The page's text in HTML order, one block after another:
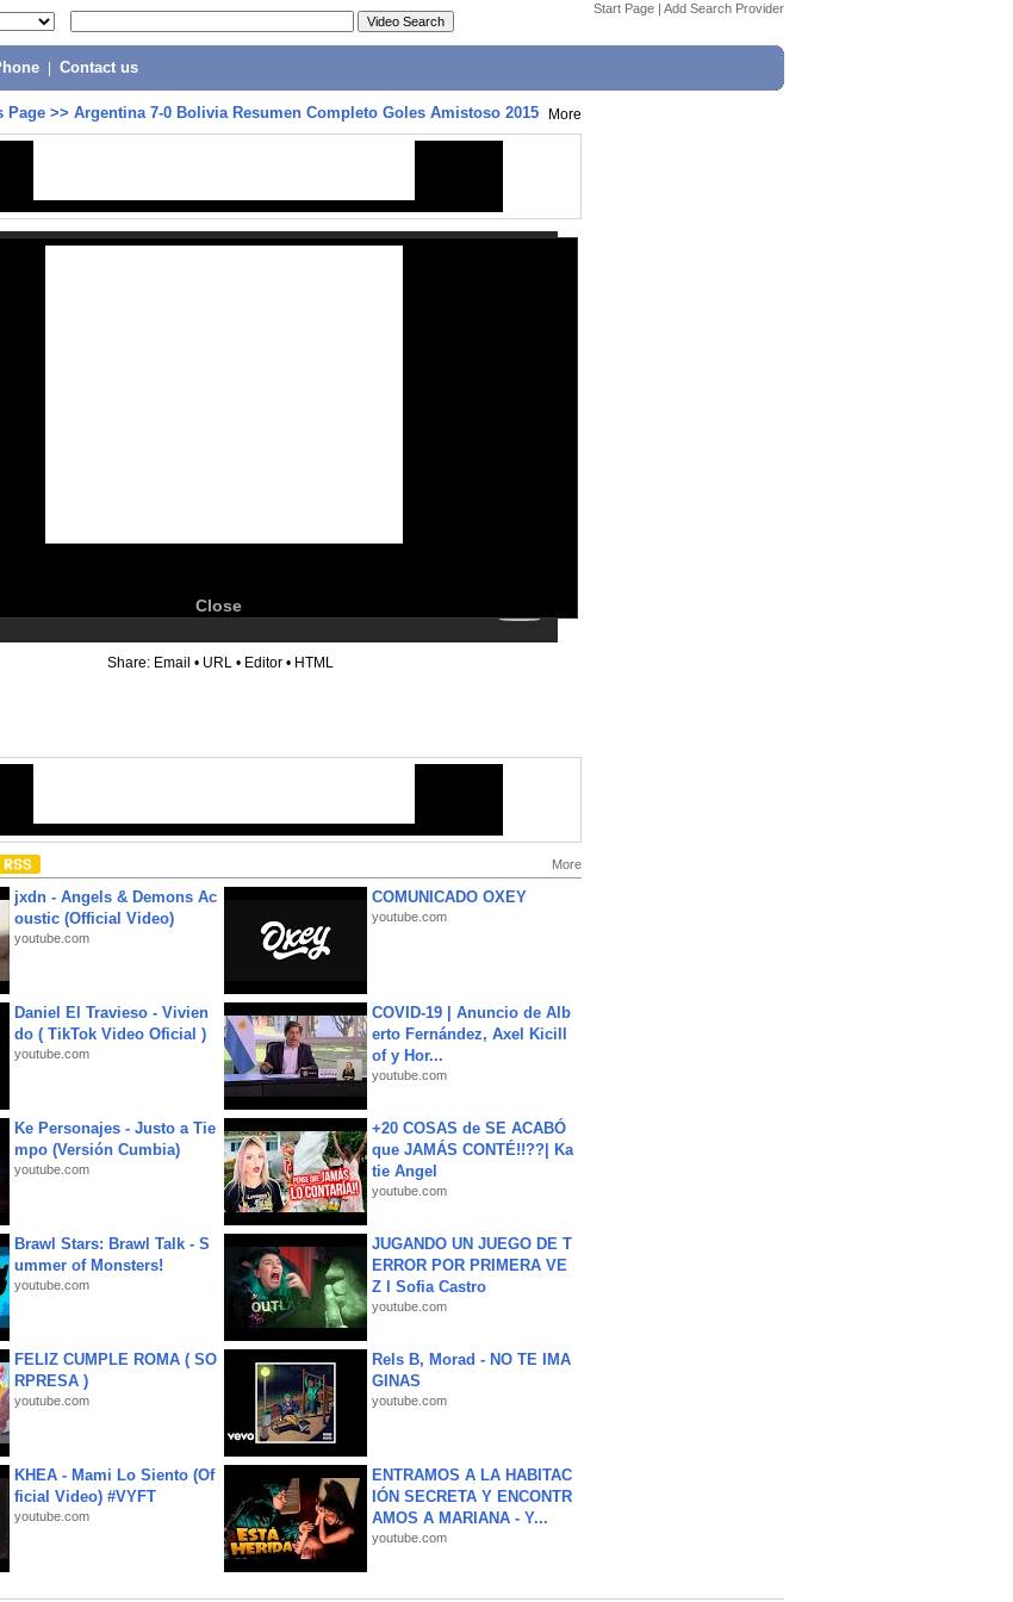
Start Page | Add Search Provider
Contact us
Page >> Argentina 7-0 Bolivia Resumen Completo Goles Amistoso 2015 More
Close
Share: Email • URL • Editor • HTML
More
jxdn - Angels & Demons Ac
oustic (Official Video)
youtube.com
COMUNICADO OXEY
youtube.com
Daniel El Travieso - Vivien
do ( TikTok Video Oficial )
youtube.com
COVID-19 | Anuncio de Alb
erto Fernández, Axel Kicill
of y Hor...
youtube.com
Ke Personajes - Justo a Tie
mpo (Versión Cumbia)
youtube.com
+20 COSAS de SE ACABÓ
que JAMÁS CONTÉ!!??| Ka
tie Angel
youtube.com
Brawl Stars: Brawl Talk - S
ummer of Monsters!
youtube.com
JUGANDO UN JUEGO DE T
ERROR POR PRIMERA VE
Z l Sofia Castro
youtube.com
FELIZ CUMPLE ROMA ( SO
RPRESA )
youtube.com
Rels B, Morad - NO TE IMA
GINAS
youtube.com
KHEA - Mami Lo Siento (Of
ficial Video) #VYFT
youtube.com
ENTRAMOS A LA HABITAC
IÓN SECRETA Y ENCONTR
AMOS A MARIANA - Y...
youtube.com